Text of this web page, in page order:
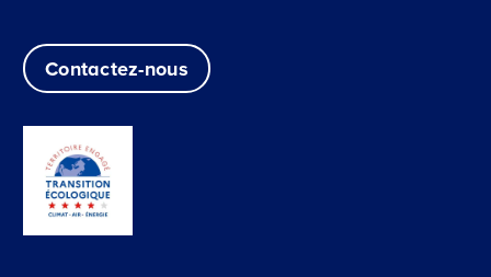
Contactez-nous